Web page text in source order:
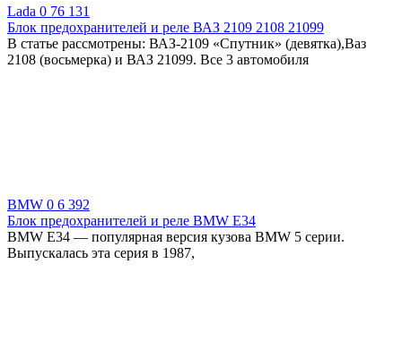
Lada 0 76 131
Блок предохранителей и реле ВАЗ 2109 2108 21099
В статье рассмотрены: ВАЗ-2109 «Спутник» (девятка),Ваз
2108 (восьмерка) и ВАЗ 21099. Все 3 автомобиля
BMW 0 6 392
Блок предохранителей и реле BMW E34
BMW E34 — популярная версия кузова BMW 5 серии.
Выпускалась эта серия в 1987,